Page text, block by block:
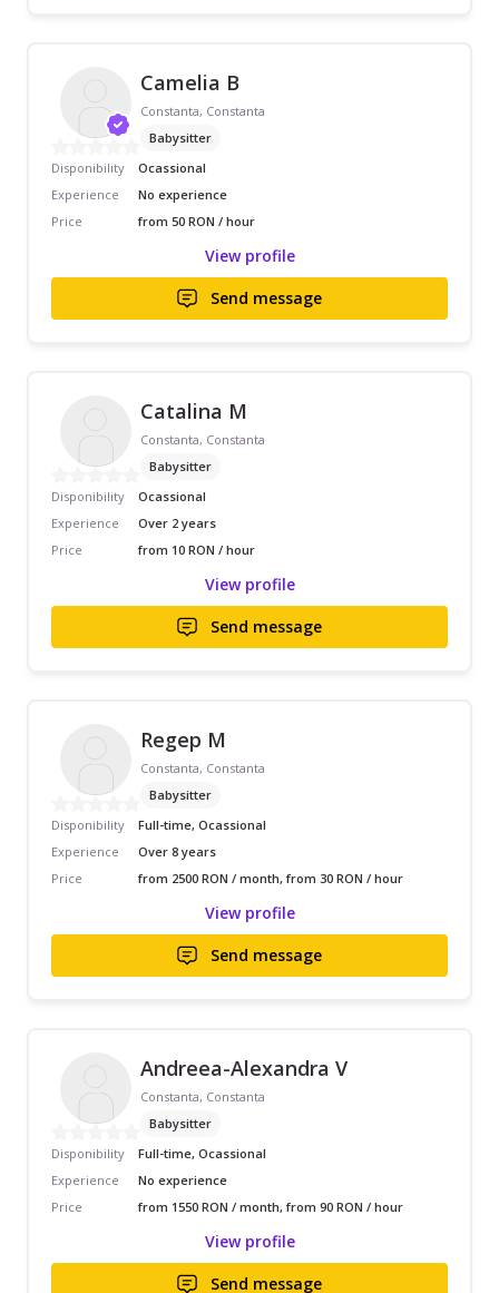
Camelia B
Constanta, Constanta
Babysitter
Disponibility
Ocassional
Experience
No experience
Price
from 50 RON / hour
View profile
Send message
Catalina M
Constanta, Constanta
Babysitter
Disponibility
Ocassional
Experience
Over 2 years
Price
from 10 RON / hour
View profile
Send message
Regep M
Constanta, Constanta
Babysitter
Disponibility
Full-time, Ocassional
Experience
Over 8 years
Price
from 2500 RON / month, from 30 RON / hour
View profile
Send message
Andreea-Alexandra V
Constanta, Constanta
Babysitter
Disponibility
Full-time, Ocassional
Experience
No experience
Price
from 1550 RON / month, from 90 RON / hour
View profile
Send message